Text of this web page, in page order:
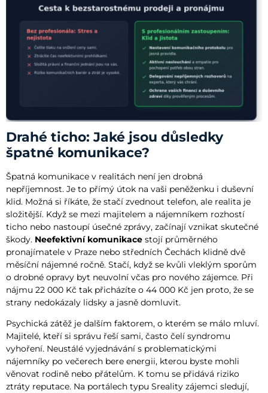
Drahé ticho: Jaké jsou důsledky
špatné komunikace?
Špatná komunikace v realitách není jen drobná
nepříjemnost. Je to přímý útok na vaši peněženku i duševní
klid. Možná si říkáte, že stačí zvednout telefon, ale realita je
složitější. Když se mezi majitelem a nájemníkem rozhostí
ticho nebo nastoupí úsečné zprávy, začínají vznikat skutečné
škody. Neefektivní komunikace stojí průměrného
pronajímatele v Praze nebo středních Čechách klidně dvě
měsíční nájemné ročně. Stačí, když se kvůli vleklým sporům
o drobné opravy byt neuvolní včas pro nového zájemce. Při
nájmu 22 000 Kč tak přicházíte o 44 000 Kč jen proto, že se
strany nedokázaly lidsky a jasně domluvit.
Psychická zátěž je dalším faktorem, o kterém se málo mluví.
Majitelé, kteří si správu řeší sami, často čelí syndromu
vyhoření. Neustálé vyjednávání s problematickými
nájemníky po večerech bere energii, kterou byste mohli
věnovat rodině nebo přátelům. K tomu se přidává riziko
ztráty reputace. Na portálech typu Sreality zájemci sledují,